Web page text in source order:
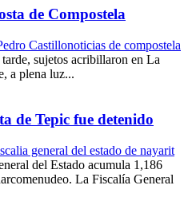
de Compostela
Castillonoticias de compostela
sujetos acribillaron en La
a plena luz...
de Tepic fue detenido
general del estado de nayarit
del Estado acumula 1,186
La Fiscalía General